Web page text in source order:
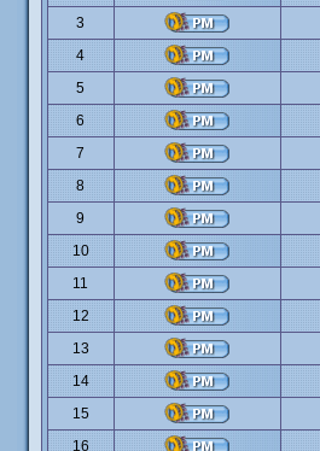
3
4
5
6
7
8
9
10
11
12
13
14
15
16